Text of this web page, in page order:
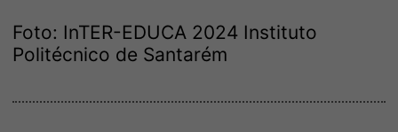
Foto: InTER-EDUCA 2024 Instituto
Politécnico de Santarém